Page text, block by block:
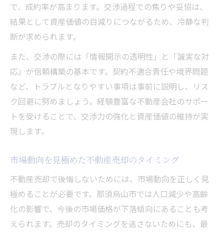
で、成約率が高まります。交渉過程での焦りや妥協は、
結果として資産価値の目減りにつながるため、冷静な判
断が求められます。
また、交渉の際には「情報開示の透明性」と「誠実な対
応」が信頼構築の基本です。契約不適合責任や境界問題
など、トラブルとなりやすい事項は事前に説明し、リス
ク回避に努めましょう。経験豊富な不動産会社のサポー
トを受けることで、交渉力の強化と資産価値の維持が実
現します。
市場動向を見極めた不動産売却のタイミング
不動産売却で後悔しないためには、市場動向を正しく見
極めることが必要です。那須烏山市では人口減少や高齢
化の影響で、今後の市場価格が下落傾向にあることも考
えられます。売却のタイミングを逃さないためにも、最